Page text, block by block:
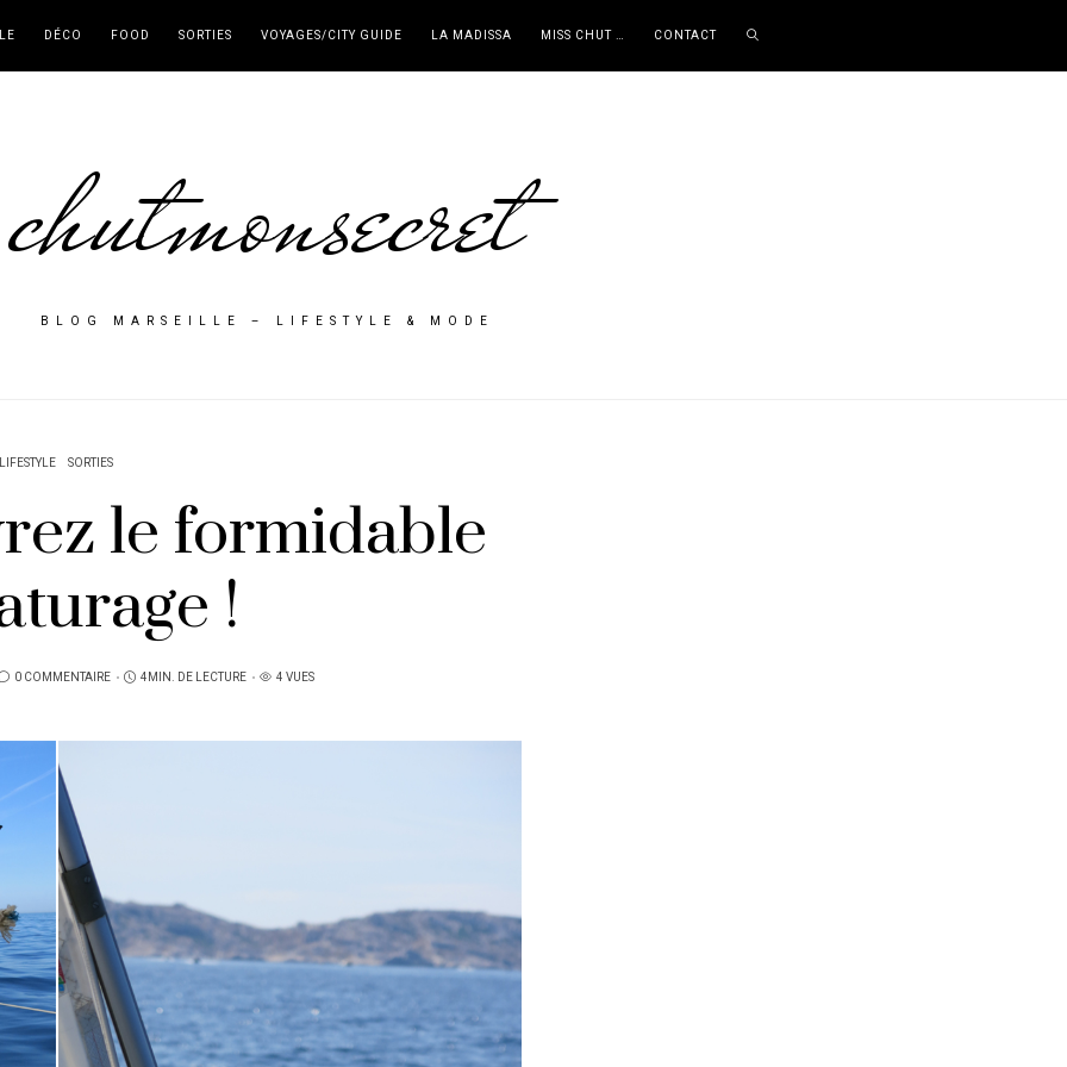
DÉCO FOOD SORTIES VOYAGES/CITY GUIDE LA MADISSA MISS CHUT … CONTACT
chutmonsecret
BLOG MARSEILLE – LIFESTYLE & MODE
LIFESTYLE SORTIES
le formidable
!
0 COMMENTAIRE 4MIN. DE LECTURE 4 VUES